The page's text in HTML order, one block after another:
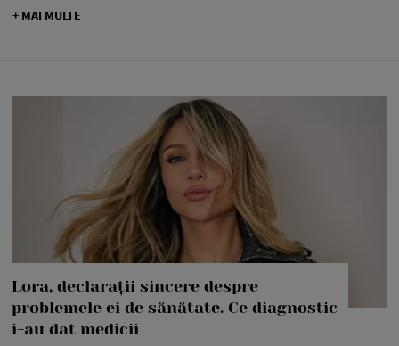
+ MAI MULTE
Lora, declarații sincere despre
problemele ei de sănătate. Ce diagnostic
i-au dat medicii